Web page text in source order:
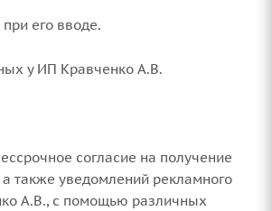
его вводе.
у ИП Кравченко А.В.
согласие на получение
также уведомлений рекламного
А.В., с помощью различных